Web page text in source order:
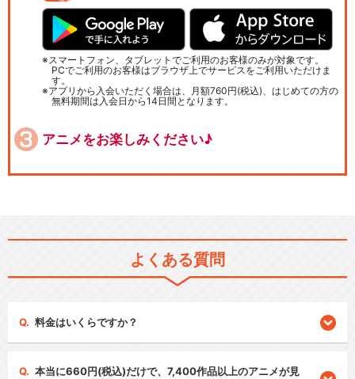
スマートフォン、タブレットでご利用のお客様のみが対象です。
PCでご利用のお客様はブラウザ上でサービスをご利用いただけま
す。
アプリから入会いただく場合は、月額760円(税込)、はじめての方の
無料期間は入会日から14日間となります。
アニメをお楽しみください♪
よくある質問
料金はいくらですか？
本当に660円(税込)だけで、7,400作品以上のアニメが見